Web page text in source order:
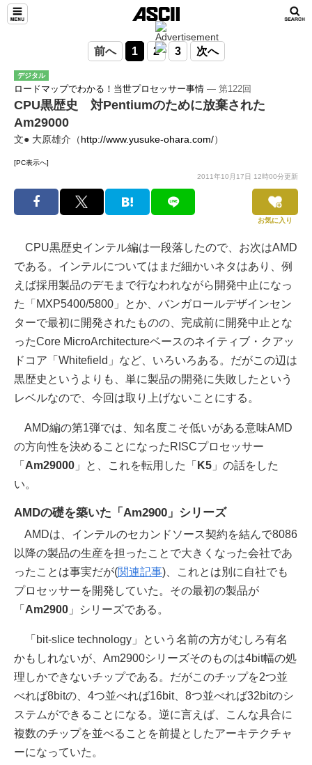
前へ 1 2 3 次へ
デジタル
ロードマップでわかる！当世プロセッサー事情 ― 第122回
CPU黒歴史 対Pentiumのために放棄された
Am29000
文● 大原雄介（http://www.yusuke-ohara.com/）
[PC表示へ]
2011年10月17日 12時00分更新
お気に入り
CPU黒歴史インテル編は一段落したので、お次はAMD
である。インテルについてはまだ細かいネタはあり、例
えば採用製品のデモまで行なわれながら開発中止になっ
た「MXP5400/5800」とか、バンガロールデザインセン
ターで最初に開発されたものの、完成前に開発中止とな
ったCore MicroArchitectureベースのネイティブ・クアッ
ドコア「Whitefield」など、いろいろある。だがこの辺は
黒歴史というよりも、単に製品の開発に失敗したという
レベルなので、今回は取り上げないことにする。
AMD編の第1弾では、知名度こそ低いがある意味AMD
の方向性を決めることになったRISCプロセッサー
「 Am29000 」と、これを転用した「 K5 」の話をした
い。
AMDの礎を築いた「Am2900」シリーズ
AMDは、インテルのセカンドソース契約を結んで8086
以降の製品の生産を担ったことで大きくなった会社であ
ったことは事実だが(関連記事)、これとは別に自社でも
プロセッサーを開発していた。その最初の製品が
「 Am2900 」シリーズである。
「bit-slice technology」という名前の方がむしろ有名
かもしれないが、Am2900シリーズそのものは4bit幅の処
理しかできないチップである。だがこのチップを2つ並
べれば8bitの、4つ並べれば16bit、8つ並べれば32bitのシ
ステムができることになる。逆に言えば、こんな具合に
複数のチップを並べることを前提としたアーキテクチャ
ーになっていた。